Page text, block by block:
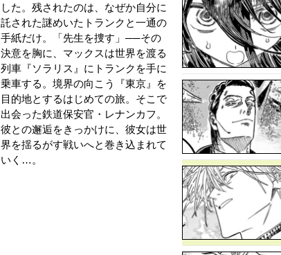
した。残されたのは、なぜか自分に
託された謎めいたトランクと一通の
手紙だけ。「先生を捜す」──その
決意を胸に、マックスは世界を渡る
列車『ソラリス』にトランクを手に
乗車する。境界の向こう『東京』を
目的地とするはじめての旅。そこで
出会った鉄道保安官・レナンカフ。
彼との邂逅をきっかけに、彼女は世
界を揺るがす戦いへと巻き込まれて
いく…。